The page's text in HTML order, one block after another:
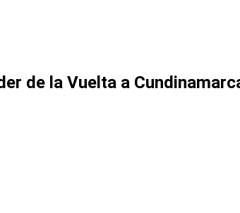
de la Vuelta a